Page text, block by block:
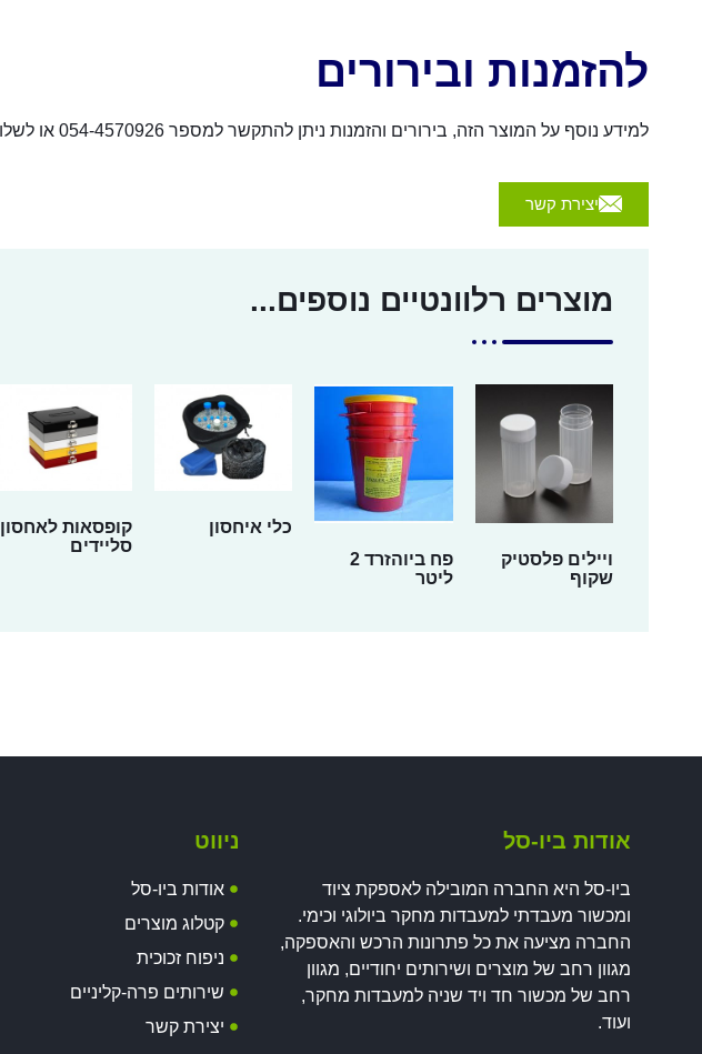
להזמנות ובירורים
למידע נוסף על המוצר הזה, בירורים והזמנות ניתן להתקשר למספר 054-4570926 או לשלוח הודעה באמצעות הכפתור להלן:
יצירת קשר
מוצרים רלוונטיים נוספים...
ויילים פלסטיק
שקוף
פח ביוהזרד 2
ליטר
כלי איחסון
קופסאות לאחסון
סליידים
אודות ביו-סל
ביו-סל היא החברה המובילה לאספקת ציוד
ומכשור מעבדתי למעבדות מחקר ביולוגי וכימי.
החברה מציעה את כל פתרונות הרכש והאספקה,
מגוון רחב של מוצרים ושירותים יחודיים, מגוון
רחב של מכשור חד ויד שניה למעבדות מחקר,
ועוד.
ניווט
אודות ביו-סל
קטלוג מוצרים
ניפוח זכוכית
שירותים פרה-קליניים
יצירת קשר